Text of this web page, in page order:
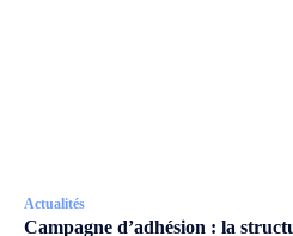
Actualités
Campagne d’adhésion : la